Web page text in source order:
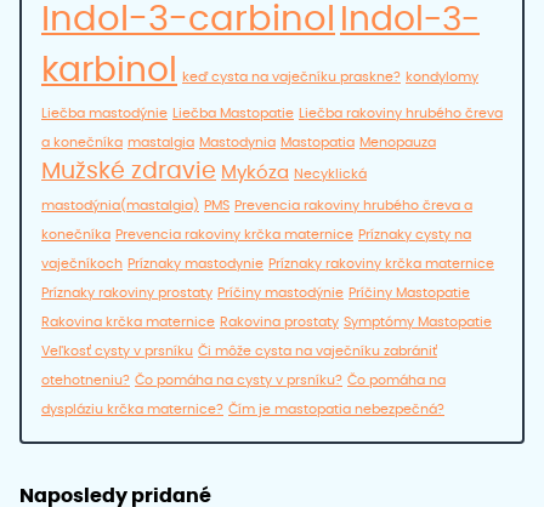
Indol-3-carbinol
Indol-3-
karbinol
keď cysta na vaječníku praskne? kondylomy
Liečba mastodýnie Liečba Mastopatie Liečba rakoviny hrubého čreva
a konečníka mastalgia Mastodynia Mastopatia Menopauza
Mužské zdravie Mykóza Necyklická
mastodýnia(mastalgia) PMS Prevencia rakoviny hrubého čreva a
konečníka Prevencia rakoviny krčka maternice Príznaky cysty na
vaječníkoch Príznaky mastodynie Príznaky rakoviny krčka maternice
Príznaky rakoviny prostaty Príčiny mastodýnie Príčiny Mastopatie
Rakovina krčka maternice Rakovina prostaty Symptómy Mastopatie
Veľkosť cysty v prsníku Či môže cysta na vaječníku zabrániť
otehotneniu? Čo pomáha na cysty v prsníku? Čo pomáha na
dyspláziu krčka maternice? Čím je mastopatia nebezpečná?
Naposledy pridané